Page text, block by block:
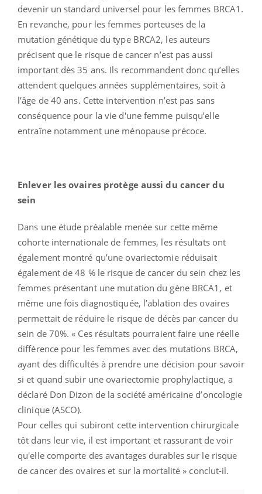
devenir un standard universel pour les femmes BRCA1.
En revanche, pour les femmes porteuses de la
mutation génétique du type BRCA2, les auteurs
précisent que le risque de cancer n’est pas aussi
important dès 35 ans. Ils recommandent donc qu’elles
attendent quelques années supplémentaires, soit à
l’âge de 40 ans. Cette intervention n’est pas sans
conséquence pour la vie d'une femme puisqu’elle
entraîne notamment une ménopause précoce.
Enlever les ovaires protège aussi du cancer du
sein
Dans une étude préalable menée sur cette même
cohorte internationale de femmes, les résultats ont
également montré qu’une ovariectomie réduisait
également de 48 % le risque de cancer du sein chez les
femmes présentant une mutation du gène BRCA1, et
même une fois diagnostiquée, l’ablation des ovaires
permettait de réduire le risque de décès par cancer du
sein de 70%. « Ces résultats pourraient faire une réelle
différence pour les femmes avec des mutations BRCA,
ayant des difficultés à prendre une décision pour savoir
si et quand subir une ovariectomie prophylactique, a
déclaré Don Dizon de la société américaine d’oncologie
clinique (ASCO).
Pour celles qui subiront cette intervention chirurgicale
tôt dans leur vie, il est important et rassurant de voir
qu'elle comporte des avantages durables sur le risque
de cancer des ovaires et sur la mortalité » conclut-il.